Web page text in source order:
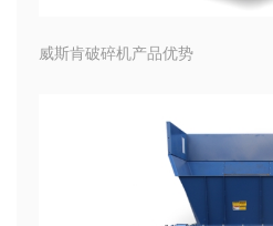
威斯肯破碎机产品优势